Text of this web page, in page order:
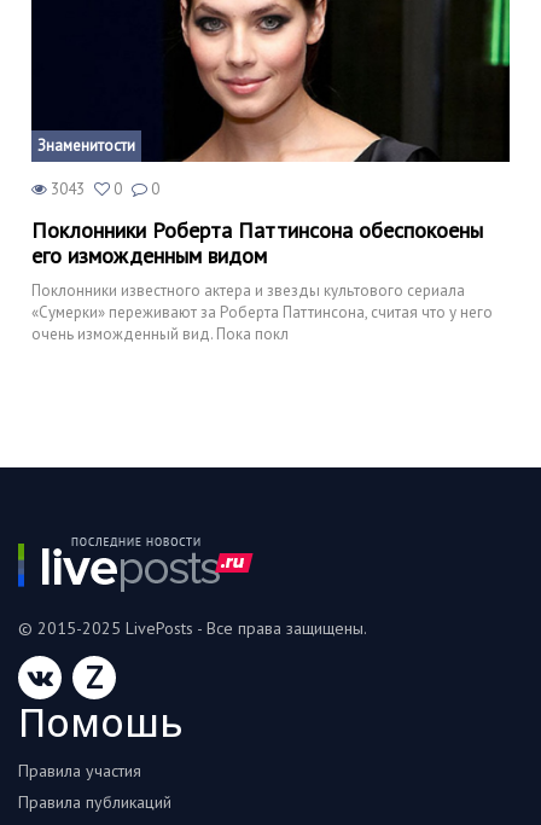
Знаменитости
3043 0 0
Поклонники Роберта Паттинсона обеспокоены
его изможденным видом
Поклонники известного актера и звезды культового сериала
«Сумерки» переживают за Роберта Паттинсона, считая что у него
очень изможденный вид. Пока покл
© 2015-2025 LivePosts - Все права защищены.
Z
Помошь
Правила участия
Правила публикаций